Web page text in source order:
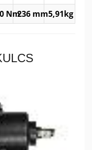
Nm236 mm5,91kg